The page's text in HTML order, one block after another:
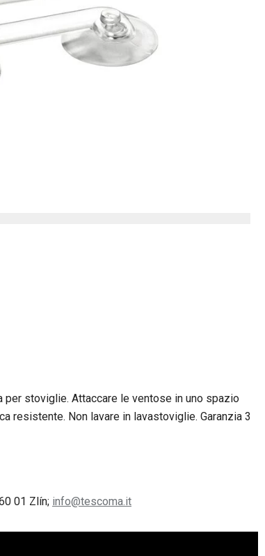
stoviglie. Attaccare le ventose in uno spazio
resistente. Non lavare in lavastoviglie. Garanzia 3
01 Zlín; info@tescoma.it